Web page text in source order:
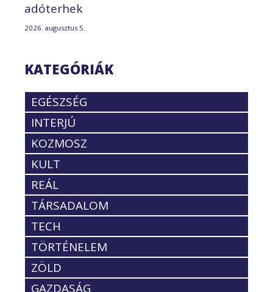
adóterhek
2026. augusztus 5.
KATEGÓRIÁK
EGÉSZSÉG
INTERJÚ
KOZMOSZ
KULT
REÁL
TÁRSADALOM
TECH
TÖRTÉNELEM
ZÖLD
GAZDASÁG